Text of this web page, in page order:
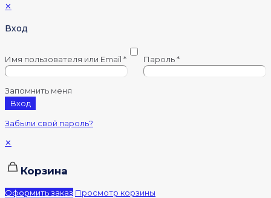
✕
Вход
Имя пользователя или Email * Пароль*
Запомнить меня
Вход
Забыли свой пароль?
✕
Корзина
Оформить заказ Просмотр корзины